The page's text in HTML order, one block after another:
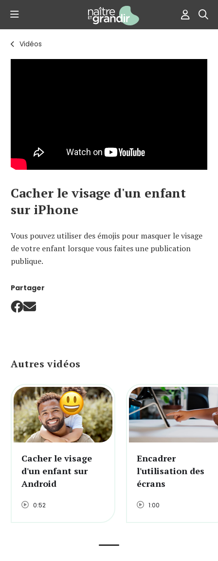
Vidéos
Cacher le visage d'un enfant
sur iPhone
Vous pouvez utiliser des émojis pour masquer le visage
de votre enfant lorsque vous faites une publication
publique.
Partager
Autres vidéos
Cacher le visage
d'un enfant sur
Android
0:52
Encadrer
l'utilisation des
écrans
1:00